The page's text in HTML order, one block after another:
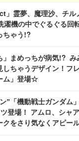
」霊夢、魔理沙、チル
濯機の中でぐるぐる回
ちゃう!?
」まめっちが病気!?
しちゃうデザイン！フ
ム」登場☆
”「機動戦士ガンダム
登場！ アムロ、シャ
クをさり気なくアピー